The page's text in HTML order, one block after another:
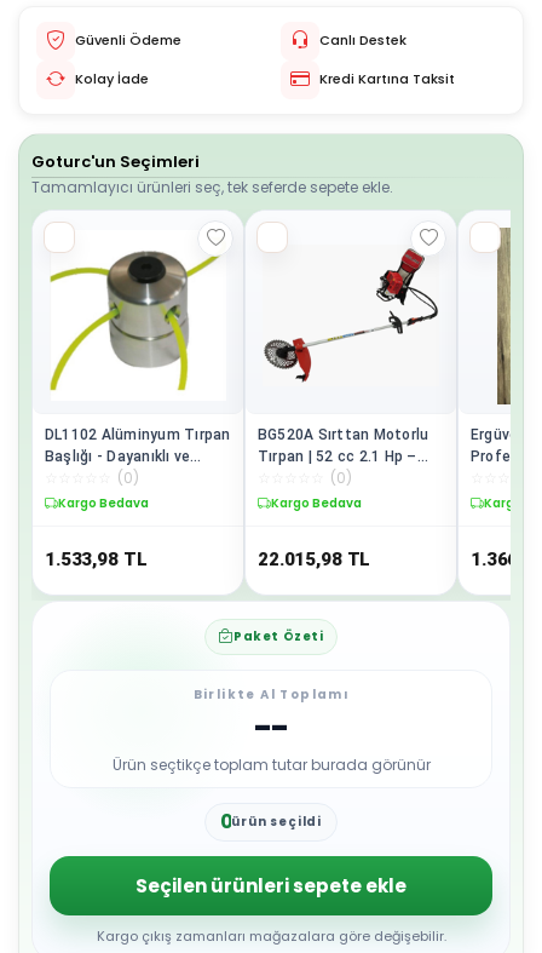
Güvenli Ödeme
Canlı Destek
Kolay İade
Kredi Kartına Taksit
Goturc'un Seçimleri
Tamamlayıcı ürünleri seç, tek seferde sepete ekle.
DL1102 Alüminyum Tırpan
Başlığı - Dayanıklı ve
Hassas Kesim
(0)
Kargo Bedava
1.533,98 TL
BG520A Sırttan Motorlu
Tırpan | 52 cc 2.1 Hp –
Güçlü ve Dayanıklı Bahçe
Bakım Çözümü
(0)
Kargo Bedava
22.015,98 TL
Ergüven
Orak
Kargo
Paket Özeti
Birlikte Al Toplamı
--
Ürün seçtikçe toplam tutar burada görünür
0
2
3
4
5
6
ürün seçildi
Seçilen ürünleri sepete ekle
Kargo çıkış zamanları mağazalara göre değişebilir.